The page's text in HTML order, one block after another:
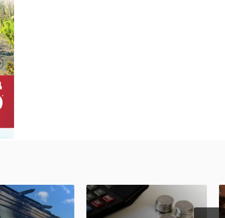
опыт
...